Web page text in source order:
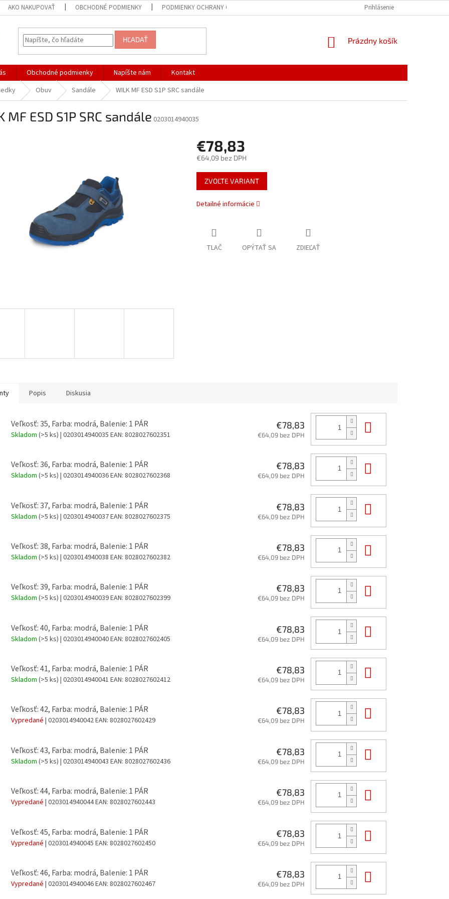
AKO NAKUPOVAŤ OBCHODNÉ PODMIENKY PODMIENKY OCHRANY OSOBNÝCH ÚDAJOV Prihlásenie
HĽADAŤ
NÁKUPNÝ
Prázdny košík
Obchodné podmienky Napíšte nám
Kontakt
Obuv Sandále WILK MF ESD S1P SRC sandále
MF ESD S1P SRC sandále 0203014940035
€78,83
€64,09 bez DPH
Jednotková
cena:
ZVOĽTE VARIANT
Detailné informácie
TLAČ OPÝTAŤ SA ZDIEĽAŤ
Popis Diskusia
Veľkosť: 35, Farba: modrá, Balenie: 1 PÁR
Skladom (>5 ks) | 0203014940035 EAN: 8028027602351
€78,83
€64,09 bez DPH
Veľkosť: 36, Farba: modrá, Balenie: 1 PÁR
Skladom (>5 ks) | 0203014940036EAN: 8028027602368
€78,83
€64,09 bez DPH
Veľkosť: 37, Farba: modrá, Balenie: 1 PÁR
Skladom (>5 ks) | 0203014940037EAN: 8028027602375
€78,83
€64,09 bez DPH
Veľkosť: 38, Farba: modrá, Balenie: 1 PÁR
Skladom (>5 ks) | 0203014940038 EAN: 8028027602382
€78,83
€64,09 bez DPH
Veľkosť: 39, Farba: modrá, Balenie: 1 PÁR
Skladom (>5 ks) | 0203014940039EAN: 8028027602399
€78,83
€64,09 bez DPH
Veľkosť: 40, Farba: modrá, Balenie: 1 PÁR
Skladom (>5 ks) | 0203014940040EAN: 8028027602405
€78,83
€64,09 bez DPH
Veľkosť: 41, Farba: modrá, Balenie: 1 PÁR
Skladom (>5 ks) | 0203014940041 EAN: 8028027602412
€78,83
€64,09 bez DPH
Veľkosť: 42, Farba: modrá, Balenie: 1 PÁR
Vypredané | 0203014940042EAN: 8028027602429
€78,83
€64,09 bez DPH
Veľkosť: 43, Farba: modrá, Balenie: 1 PÁR
Skladom (>5 ks) | 0203014940043 EAN: 8028027602436
€78,83
€64,09 bez DPH
Veľkosť: 44, Farba: modrá, Balenie: 1 PÁR
Vypredané | 0203014940044EAN: 8028027602443
€78,83
€64,09 bez DPH
Veľkosť: 45, Farba: modrá, Balenie: 1 PÁR
Vypredané | 0203014940045 EAN: 8028027602450
€78,83
€64,09 bez DPH
Veľkosť: 46, Farba: modrá, Balenie: 1 PÁR
Vypredané | 0203014940046EAN: 8028027602467
€78,83
€64,09 bez DPH